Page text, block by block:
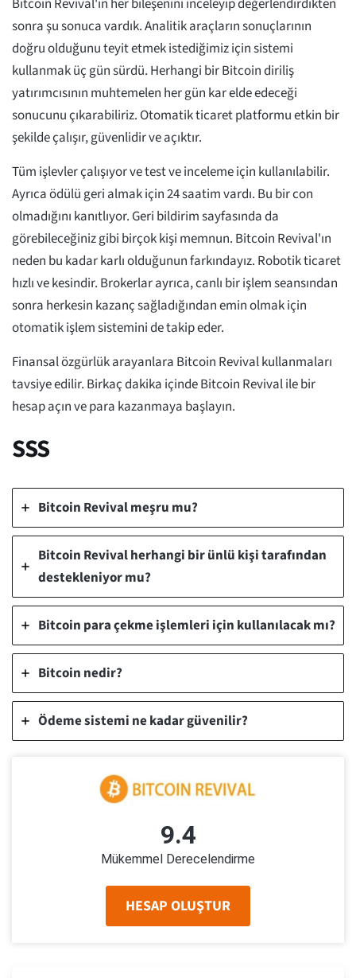
sonra şu sonuca vardık. Analitik araçların sonuçlarının
doğru olduğunu teyit etmek istediğimiz için sistemi
kullanmak üç gün sürdü. Herhangi bir Bitcoin diriliş
yatırımcısının muhtemelen her gün kar elde edeceği
sonucunu çıkarabiliriz. Otomatik ticaret platformu etkin bir
şekilde çalışır, güvenlidir ve açıktır.
Tüm işlevler çalışıyor ve test ve inceleme için kullanılabilir.
Ayrıca ödülü geri almak için 24 saatim vardı. Bu bir con
olmadığını kanıtlıyor. Geri bildirim sayfasında da
görebileceğiniz gibi birçok kişi memnun. Bitcoin Revival'ın
neden bu kadar karlı olduğunun farkındayız. Robotik ticaret
hızlı ve kesindir. Brokerlar ayrıca, canlı bir işlem seansından
sonra herkesin kazanç sağladığından emin olmak için
otomatik işlem sistemini de takip eder.
Finansal özgürlük arayanlara Bitcoin Revival kullanmaları
tavsiye edilir. Birkaç dakika içinde Bitcoin Revival ile bir
hesap açın ve para kazanmaya başlayın.
SSS
Bitcoin Revival meşru mu?
Bitcoin Revival herhangi bir ünlü kişi tarafından
destekleniyor mu?
Bitcoin para çekme işlemleri için kullanılacak mı?
Bitcoin nedir?
Ödeme sistemi ne kadar güvenilir?
9.4
Mükemmel Derecelendirme
HESAP OLUŞTUR